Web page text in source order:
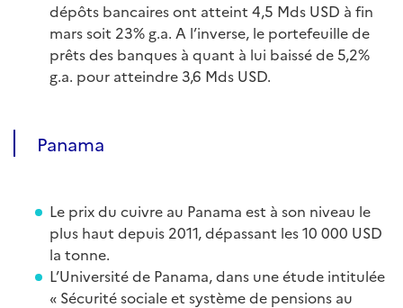
dépôts bancaires ont atteint 4,5 Mds USD à fin
mars soit 23% g.a. A l’inverse, le portefeuille de
prêts des banques à quant à lui baissé de 5,2%
g.a. pour atteindre 3,6 Mds USD.
Panama
Le prix du cuivre au Panama est à son niveau le
plus haut depuis 2011, dépassant les 10 000 USD
la tonne.
L’Université de Panama, dans une étude intitulée
« Sécurité sociale et système de pensions au